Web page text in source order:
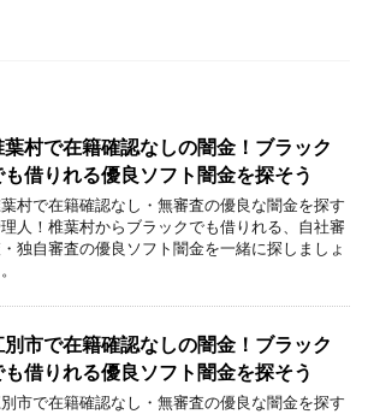
葉村で在籍確認なしの闇金！ブラック
も借りれる優良ソフト闇金を探そう
村で在籍確認なし・無審査の優良な闇金を探す
人！椎葉村からブラックでも借りれる、自社審
独自審査の優良ソフト闇金を一緒に探しましょ
別市で在籍確認なしの闇金！ブラック
も借りれる優良ソフト闇金を探そう
市で在籍確認なし・無審査の優良な闇金を探す